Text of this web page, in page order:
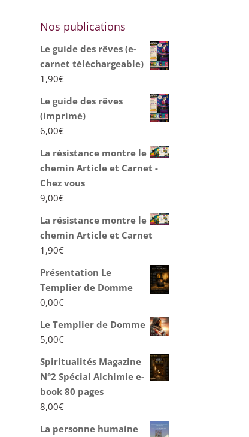
Nos publications
Le guide des rêves (e-
carnet téléchargeable)
1,90€
Le guide des rêves
(imprimé)
6,00€
La résistance montre le
chemin Article et Carnet -
Chez vous
9,00€
La résistance montre le
chemin Article et Carnet
1,90€
Présentation Le
Templier de Domme
0,00€
Le Templier de Domme
5,00€
Spiritualités Magazine
N°2 Spécial Alchimie e-
book 80 pages
8,00€
La personne humaine